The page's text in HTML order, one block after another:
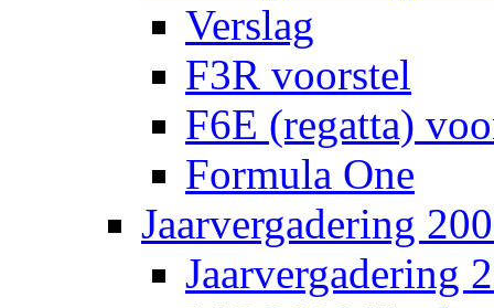
Verslag
F3R voorstel
F6E (regatta)
Formula One
Jaarvergadering
Jaarvergadering